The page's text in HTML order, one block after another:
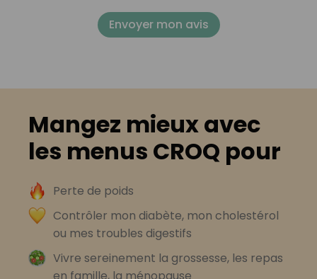
Envoyer mon avis
Mangez mieux avec
les menus CROQ pour
Perte de poids
Contrôler mon diabète, mon cholestérol
ou mes troubles digestifs
Vivre sereinement la grossesse, les repas